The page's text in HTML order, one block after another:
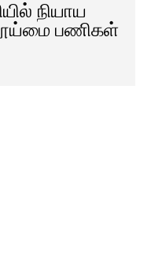
நியாய
பணிகள்